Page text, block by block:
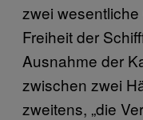
zwei
Freiheit der
Ausnahme der
zwischen zwei
zweitens, „die